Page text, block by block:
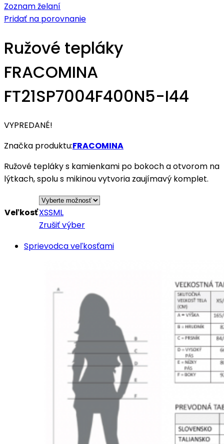
Zoznam želaní
Pridať na porovnanie
Ružové tepláky
FRACOMINA
FT21SP7004F400N5-I44
VYPREDANÉ!
Značka produktu:FRACOMINA
Ružové tepláky s kamienkami po bokoch a otvorom na
lýtkach, spolu s mikinou vytvoria zaujímavý komplet.
VeľkosťXSSML
Zrušiť výber
Sprievodca veľkosťami